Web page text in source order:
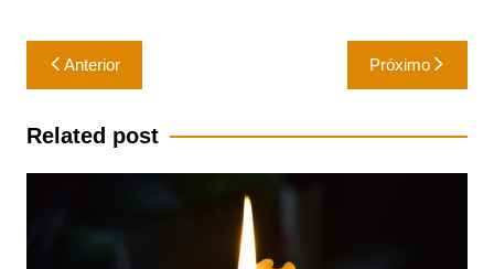
Navegação
de
Post
Anterior Próximo
Related post